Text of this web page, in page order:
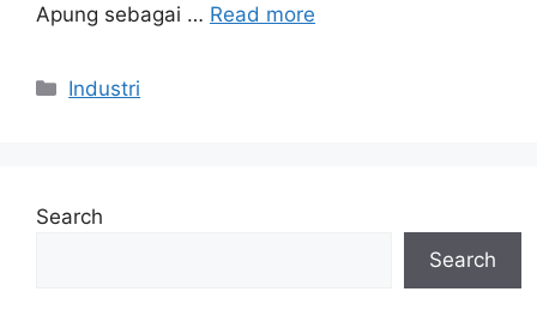
Apung sebagai … Read more
Categories
Industri
Search
Search